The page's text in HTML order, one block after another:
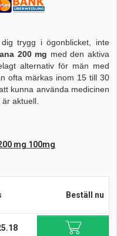
trygg i ögonblicket, inte
200 mg med den aktiva
alternativ för män med
ofta märkas inom 15 till 30
kunna använda medicinen
aktuell.
mg 100mg
Beställ nu